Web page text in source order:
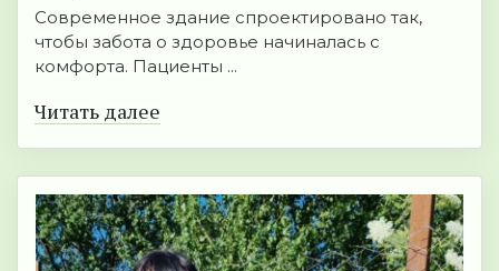
Современное здание спроектировано так,
чтобы забота о здоровье начиналась с
комфорта. Пациенты ...
Читать далее